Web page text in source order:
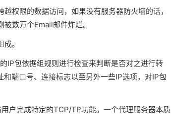
权限的数据访问，如果没有服务器防火墙的话，
数万个Email邮件炸烂。
。
IP包依据组规则进行检查来判断是否对之进行转
端口号、连接标志以至另外一些IP选项，对IP包
户完成特定的TCP/TP功能。一个代理服务器本质